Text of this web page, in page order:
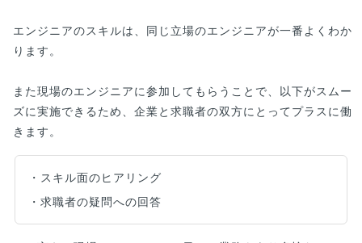
エンジニアのスキルは、同じ立場のエンジニアが一番よくわか
ります。
また現場のエンジニアに参加してもらうことで、以下がスムー
ズに実施できるため、企業と求職者の双方にとってプラスに働
きます。
・スキル面のヒアリング
・求職者の疑問への回答